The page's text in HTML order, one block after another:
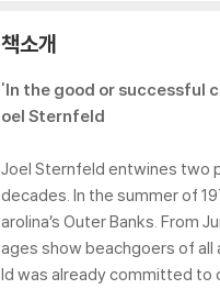
책소개
'In the good or successful
oel Sternfeld
Joel Sternfeld entwines two
decades. In the summer of
arolina’s Outer Banks. From
ages show beachgoers of
ld was already committed to